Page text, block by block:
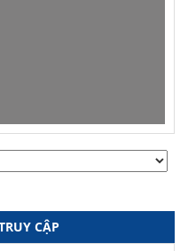
CẬP